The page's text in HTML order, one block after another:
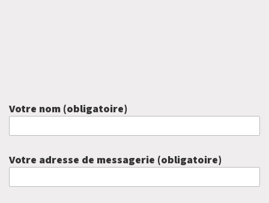
Votre nom (obligatoire)
Votre adresse de messagerie (obligatoire)